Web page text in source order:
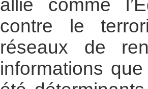
allié comme
contre le
réseaux de
informations